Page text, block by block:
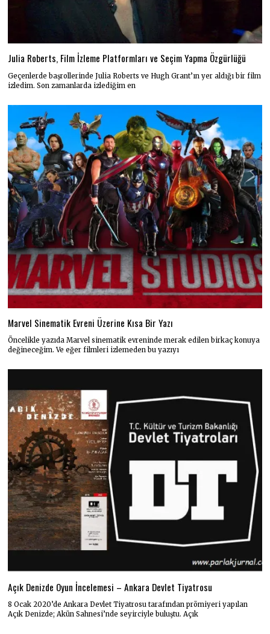
Julia Roberts, Film İzleme Platformları ve Seçim Yapma Özgürlüğü
Geçenlerde başrollerinde Julia Roberts ve Hugh Grant’ın yer aldığı bir film
izledim. Son zamanlarda izlediğim en
Marvel Sinematik Evreni Üzerine Kısa Bir Yazı
Öncelikle yazıda Marvel sinematik evreninde merak edilen birkaç konuya
değineceğim. Ve eğer filmleri izlemeden bu yazıyı
Açık Denizde Oyun İncelemesi – Ankara Devlet Tiyatrosu
8 Ocak 2020’de Ankara Devlet Tiyatrosu tarafından prömiyeri yapılan
Açık Denizde; Akün Sahnesi’nde seyirciyle buluştu. Açık